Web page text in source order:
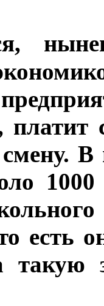
есть
такую